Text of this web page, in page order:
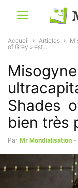
Accueil Articles
of Grey » est...
Shades
bien très
Par Mr Mondialisation -